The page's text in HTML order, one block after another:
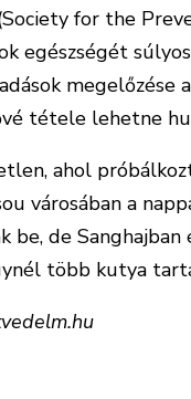
for the
egészségét
tétele lehetne
ahol
városában a
de Sanghajban
több kutya